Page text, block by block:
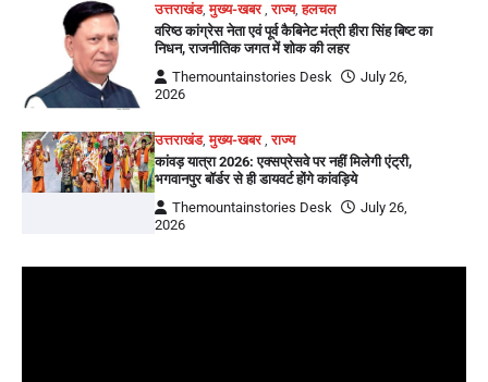
उत्तराखंड,मुख्य-खबर,राज्य,हलचल
वरिष्ठ कांग्रेस नेता एवं पूर्व कैबिनेट मंत्री हीरा सिंह बिष्ट का
निधन, राजनीतिक जगत में शोक की लहर
Themountainstories Desk
July 26,
2026
उत्तराखंड,मुख्य-खबर,राज्य
कांवड़ यात्रा 2026: एक्सप्रेसवे पर नहीं मिलेगी एंट्री,
भगवानपुर बॉर्डर से ही डायवर्ट होंगे कांवड़िये
Themountainstories Desk
July 26,
2026